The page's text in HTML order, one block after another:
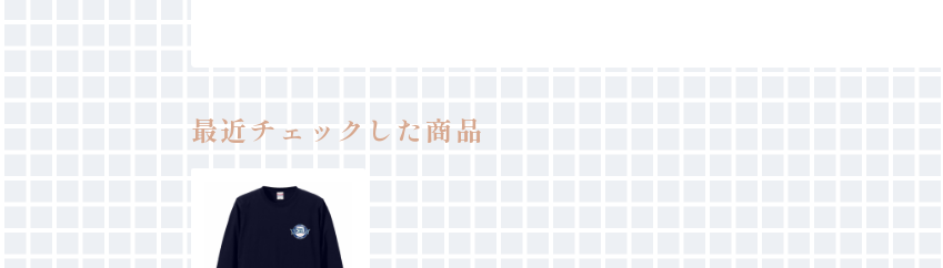
最近チェックした商品